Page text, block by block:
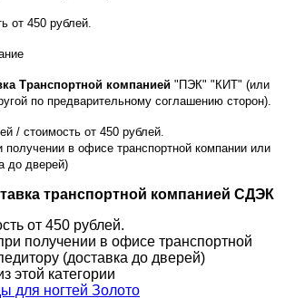
от 450 рублей.
Транспортной компанией "ПЭК" "КИТ" (или
по предварительному соглашению сторон).
/ стоимость от 450 рублей.
получении в офисе транспортной компании или
до дверей)
транспортной компанией СДЭК
от 450 рублей.
получении в офисе транспортной
(доставка до дверей)
этой категории